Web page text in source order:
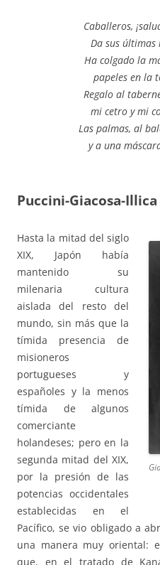
Caballeros,
Da sus últimas
Ha colgado la
papeles en la
Regalo al
mi cetro y mi
Las palmas, al
y a una
Puccini-Giacosa-Illica
Hasta la mitad del siglo
XIX, Japón había
mantenido su
milenaria cultura
aislada del resto del
mundo, sin más que la
tímida presencia de
misioneros
portugueses y
españoles y la menos
tímida de algunos
comerciante
holandeses; pero en la
segunda mitad del XIX,
por la presión de las
potencias occidentales
establecidas en el
Pacífico, se vio obligado a
una manera muy oriental:
que, en el tratado de